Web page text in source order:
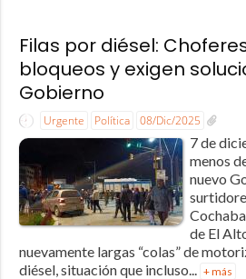
Filas por diésel:
bloqueos y exigen
Gobierno
Urgente Política 08/Dic/2025
7 de
menos
nuevo
de El
nuevamente largas “colas” de
diésel, situación que incluso... + más